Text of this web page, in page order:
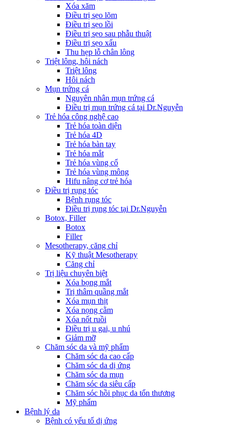
Xóa xăm
Điều trị sẹo lõm
Điều trị sẹo lồi
Điều trị sẹo sau phẫu thuật
Điều trị sẹo xấu
Thu hẹp lỗ chân lông
Triệt lông, hôi nách
Triệt lông
Hôi nách
Mụn trứng cá
Nguyên nhân mụn trứng cá
Điều trị mụn trứng cá tại Dr.Nguyễn
Trẻ hóa công nghệ cao
Trẻ hóa toàn diện
Trẻ hóa 4D
Trẻ hóa bàn tay
Trẻ hóa mắt
Trẻ hóa vùng cổ
Trẻ hóa vùng mông
Hifu nâng cơ trẻ hóa
Điều trị rụng tóc
Bệnh rụng tóc
Điều trị rụng tóc tại Dr.Nguyễn
Botox, Filler
Botox
Filler
Mesotherapy, căng chỉ
Kỹ thuật Mesotherapy
Căng chỉ
Trị liệu chuyên biệt
Xóa bọng mắt
Trị thâm quầng mắt
Xóa mụn thịt
Xóa nọng cằm
Xóa nốt ruồi
Điều trị u gai, u nhú
Giảm mỡ
Chăm sóc da và mỹ phẩm
Chăm sóc da cao cấp
Chăm sóc da dị ứng
Chăm sóc da mụn
Chăm sóc da siêu cấp
Chăm sóc hồi phục da tổn thương
Mỹ phẩm
Bệnh lý da
Bệnh có yếu tố dị ứng